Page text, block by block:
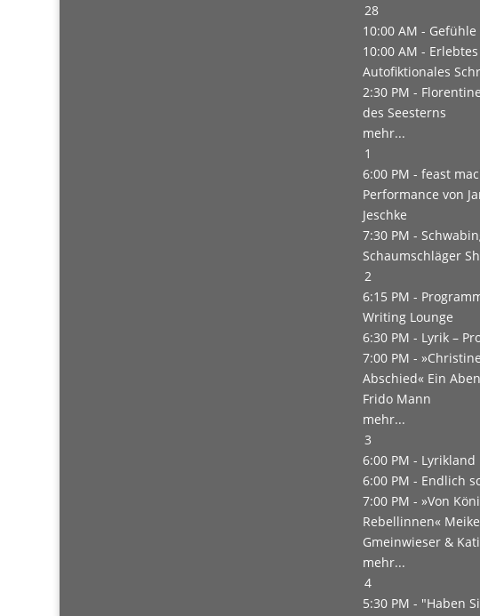
28
10:00 AM -
10:00 AM -
Autofiktionales
2:30 PM -
des Seesterns
mehr...
1
6:00 PM - feast
Performance von
Jeschke
7:30 PM -
Schaumschläger
2
6:15 PM -
Writing Lounge
6:30 PM - Lyrik –
7:00 PM -
Abschied« Ein
Frido Mann
mehr...
3
6:00 PM - Lyrikland
6:00 PM - Endlich
7:00 PM - »Von
Rebellinnen«
Gmeinwieser &
mehr...
4
5:30 PM - "Haben